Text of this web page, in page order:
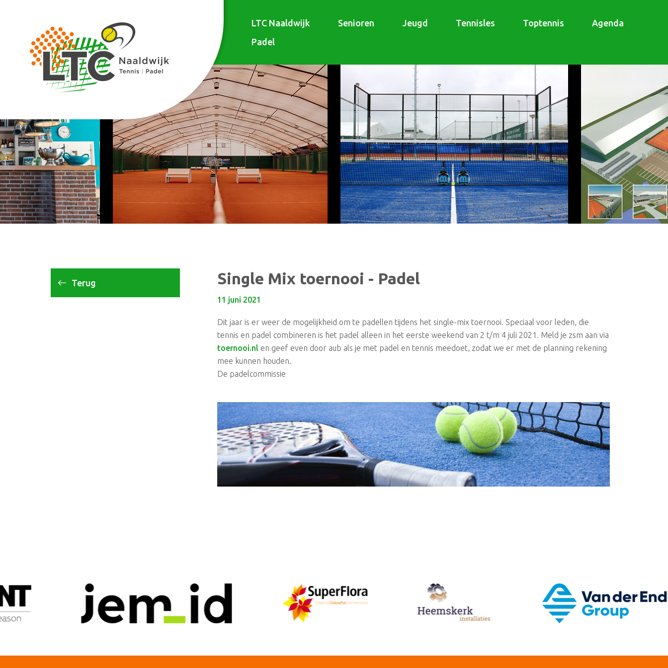
LTC Naaldwijk Senioren Jeugd Tennisles Toptennis
Agenda
Padel
Terug Single Mix toernooi - Padel
11 juni 2021
Dit jaar is er weer de mogelijkheid om te padellen tijdens het single-mix toernooi. Speciaal voor leden, die
tennis en padel combineren is het padel alleen in het eerste weekend van 2 t/m 4 juli 2021. Meld je zsm aan via
toernooi.nl en geef even door aub als je met padel en tennis meedoet, zodat we er met de planning rekening
mee kunnen houden.
De padelcommissie